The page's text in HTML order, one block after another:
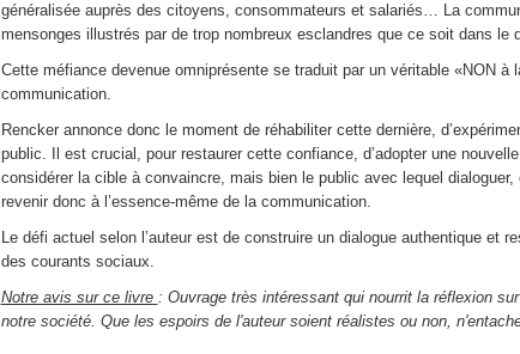
généralisée auprès des citoyens, consommateurs et salariés… La
mensonges illustrés par de trop nombreux esclandres que ce soit dans
Cette méfiance devenue omniprésente se traduit par un véritable «NON
communication.
Rencker annonce donc le moment de réhabiliter cette dernière,
public. Il est crucial, pour restaurer cette confiance, d’adopter une
considérer la cible à convaincre, mais bien le public avec lequel
revenir donc à l’essence-même de la communication.
Le défi actuel selon l’auteur est de construire un dialogue authentique et
des courants sociaux.
Notre avis sur ce livre : Ouvrage très intéressant qui nourrit la réflexion
notre société. Que les espoirs de l'auteur soient réalistes ou non,